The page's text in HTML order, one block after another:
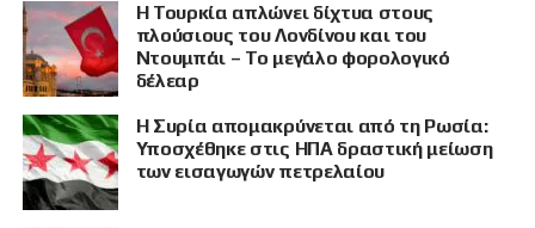
Η Τουρκία απλώνει δίχτυα στους
πλούσιους του Λονδίνου και του
Ντουμπάι – Το μεγάλο φορολογικό
δέλεαρ
Η Συρία απομακρύνεται από τη Ρωσία:
Υποσχέθηκε στις ΗΠΑ δραστική μείωση
των εισαγωγών πετρελαίου